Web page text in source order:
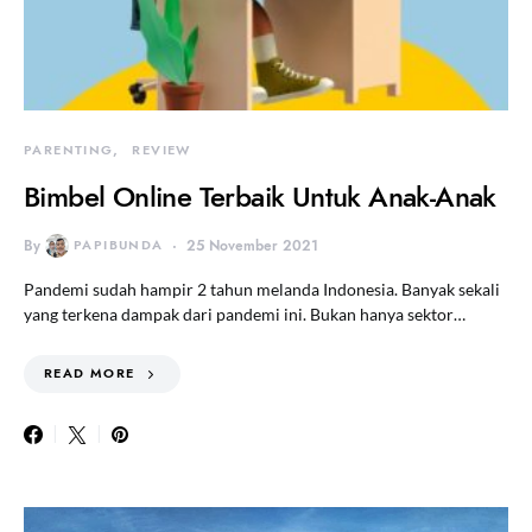
PARENTING REVIEW
Bimbel Online Terbaik Untuk Anak-Anak
By PAPIBUNDA 25 November 2021
Pandemi sudah hampir 2 tahun melanda Indonesia. Banyak sekali
yang terkena dampak dari pandemi ini. Bukan hanya sektor…
READ MORE